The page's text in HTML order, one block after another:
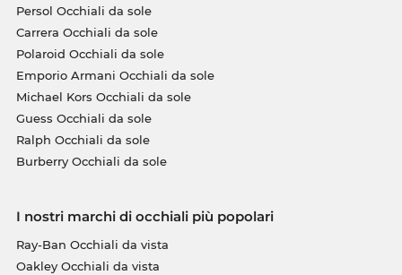
Persol Occhiali da sole
Carrera Occhiali da sole
Polaroid Occhiali da sole
Emporio Armani Occhiali da sole
Michael Kors Occhiali da sole
Guess Occhiali da sole
Ralph Occhiali da sole
Burberry Occhiali da sole
I nostri marchi di occhiali più popolari
Ray-Ban Occhiali da vista
Oakley Occhiali da vista